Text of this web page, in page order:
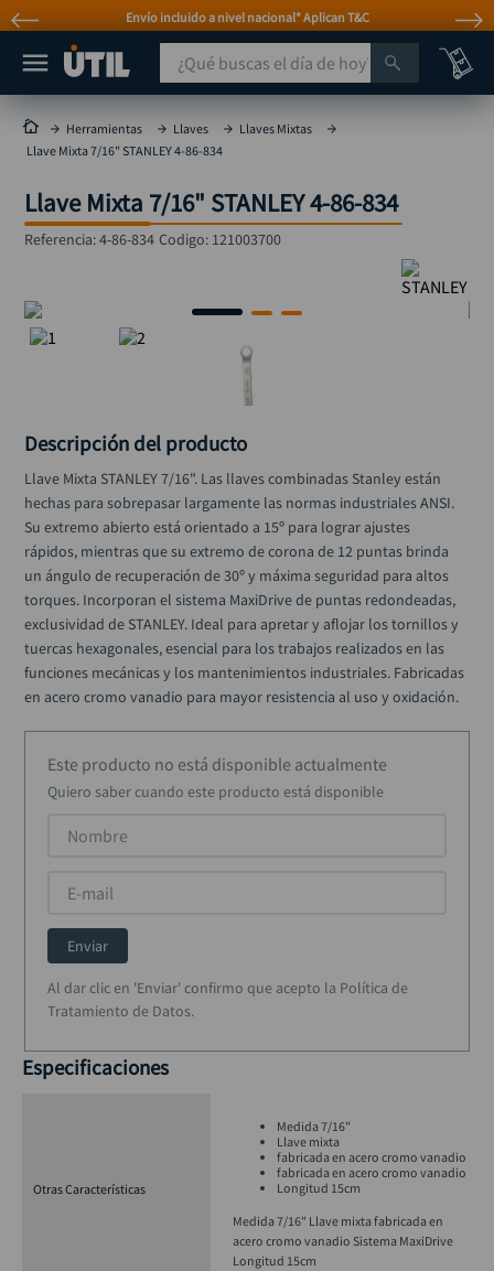
Envío incluido a nivel nacional* Aplican T&C
¿Qué buscas el día de hoy?
Herramientas Llaves
Llaves Mixtas
Llave Mixta 7/16" STANLEY 4-86-834
Llave Mixta 7/16" STANLEY 4-86-834
Referencia:4-86-834 Codigo: 121003700
Descripción del producto
Llave Mixta STANLEY 7/16". Las llaves combinadas Stanley están
hechas para sobrepasar largamente las normas industriales ANSI.
Su extremo abierto está orientado a 15º para lograr ajustes
rápidos, mientras que su extremo de corona de 12 puntas brinda
un ángulo de recuperación de 30º y máxima seguridad para altos
torques. Incorporan el sistema MaxiDrive de puntas redondeadas,
exclusividad de STANLEY. Ideal para apretar y aflojar los tornillos y
tuercas hexagonales, esencial para los trabajos realizados en las
funciones mecánicas y los mantenimientos industriales. Fabricadas
en acero cromo vanadio para mayor resistencia al uso y oxidación.
Este producto no está disponible actualmente
Quiero saber cuando este producto está disponible
Enviar
Al dar clic en 'Enviar' confirmo que acepto la Política de
Tratamiento de Datos.
Especificaciones
Otras Características
Medida 7/16"
Llave mixta
fabricada en acero cromo vanadio
fabricada en acero cromo vanadio
Longitud 15cm
Medida 7/16" Llave mixta fabricada en
acero cromo vanadio Sistema MaxiDrive
Longitud 15cm
MÁS BUSCADOS
taladro
taladros pulidoras
compresor
sierra circular
hidrolavadora
mototool
taladro inalámbrico
llave impacto